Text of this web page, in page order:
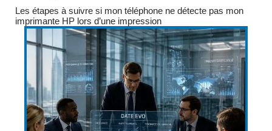
Les étapes à suivre si mon téléphone ne détecte pas mon
imprimante HP lors d’une impression